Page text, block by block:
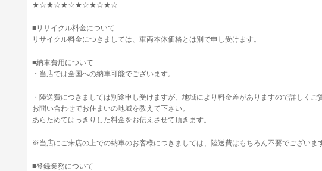
★☆★☆★☆★☆★☆★☆
■リサイクル料金について
リサイクル料金につきましては、車両本体価格とは別で申し受けます。
■納車費用について
・当店では全国への納車可能でございます。
・陸送費につきましては別途申し受けますが、地域により料金差がありますので詳しくご
お問い合わせでお住まいの地域を教えて下さい。
あらためてはっきりした料金をお伝えさせて頂きます。
※当店にご来店の上での納車のお客様につきましては、陸送費はもちろん不要でございます
■登録業務について